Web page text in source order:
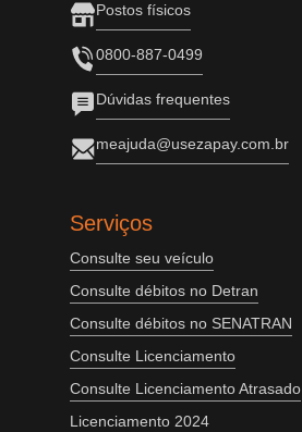
Postos físicos
0800-887-0499
Dúvidas frequentes
meajuda@usezapay.com.br
Serviços
Consulte seu veículo
Consulte débitos no Detran
Consulte débitos no SENATRAN
Consulte Licenciamento
Consulte Licenciamento Atrasado
Licenciamento 2024